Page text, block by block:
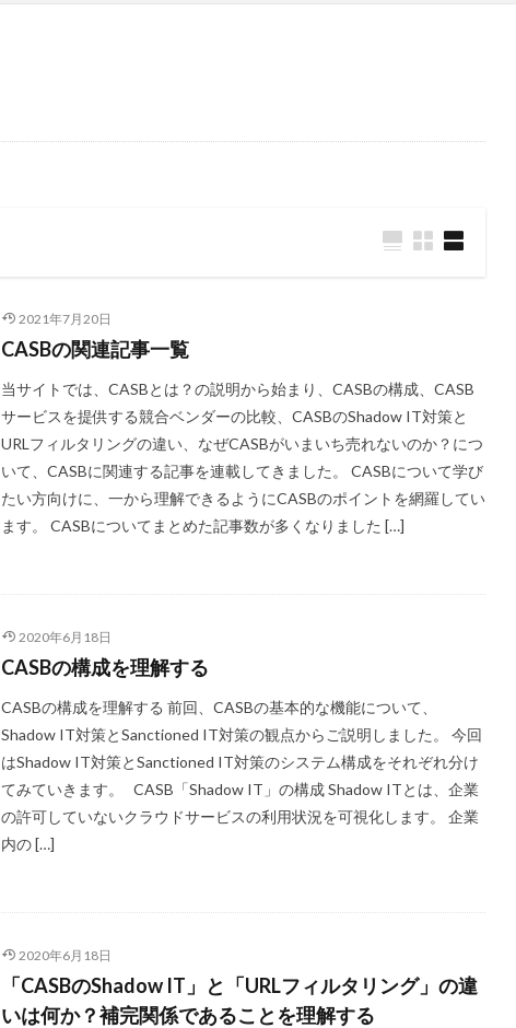
2021年7月20日
CASBの関連記事一覧
当サイトでは、CASBとは？の説明から始まり、CASBの構成、CASB
サービスを提供する競合ベンダーの比較、CASBのShadow IT対策と
URLフィルタリングの違い、なぜCASBがいまいち売れないのか？につ
いて、CASBに関連する記事を連載してきました。 CASBについて学び
たい方向けに、一から理解できるようにCASBのポイントを網羅してい
ます。 CASBについてまとめた記事数が多くなりました […]
2020年6月18日
CASBの構成を理解する
CASBの構成を理解する 前回、CASBの基本的な機能について、
Shadow IT対策とSanctioned IT対策の観点からご説明しました。 今回
はShadow IT対策とSanctioned IT対策のシステム構成をそれぞれ分け
てみていきます。 CASB「Shadow IT」の構成 Shadow ITとは、企業
の許可していないクラウドサービスの利用状況を可視化します。 企業
内の […]
2020年6月18日
「CASBのShadow IT」と「URLフィルタリング」の違
いは何か？補完関係であることを理解する